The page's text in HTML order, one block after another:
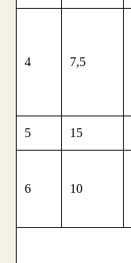
4 7,5
5 15
6 10